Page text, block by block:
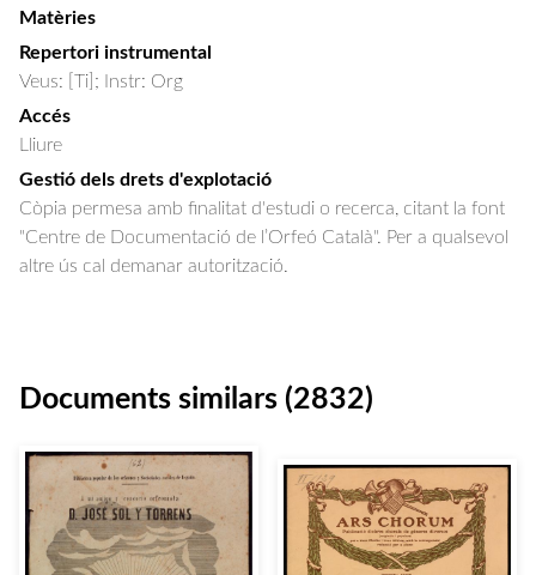
Matèries
Repertori instrumental
Veus: [Ti]; Instr: Org
Accés
Lliure
Gestió dels drets d'explotació
Còpia permesa amb finalitat d'estudi o recerca, citant la font
"Centre de Documentació de l’Orfeó Català". Per a qualsevol
altre ús cal demanar autorització.
Documents similars (2832)